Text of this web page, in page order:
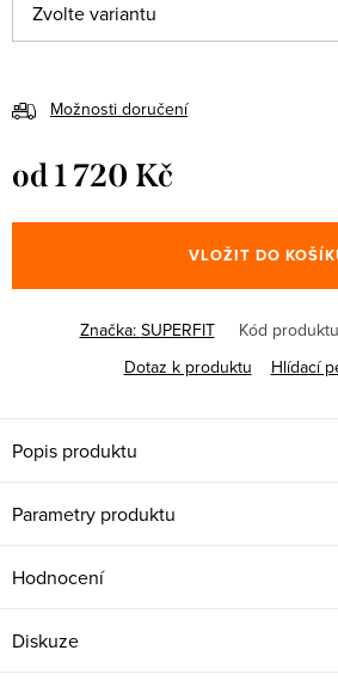
Možnosti doručení
od1 720 Kč
cena:
VLOŽIT DO
Značka: SUPERFIT Kód
Dotaz k produktu
Hlídací
Popis produktu
Parametry produktu
Hodnocení
Diskuze